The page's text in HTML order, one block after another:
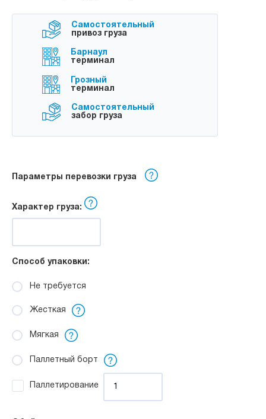
Самостоятельный
привоз груза
Барнаул
терминал
Грозный
терминал
Самостоятельный
забор груза
Параметры перевозки груза
Характер груза:
Способ упаковки:
Не требуется
Жесткая
Мягкая
Паллетный борт
Паллетирование